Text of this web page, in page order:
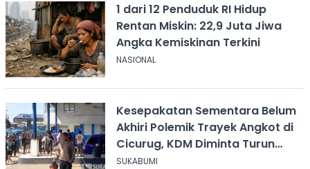
1 dari 12 Penduduk RI Hidup
Rentan Miskin: 22,9 Juta Jiwa
Angka Kemiskinan Terkini
NASIONAL
Kesepakatan Sementara Belum
Akhiri Polemik Trayek Angkot di
Cicurug, KDM Diminta Turun
Tangan
SUKABUMI